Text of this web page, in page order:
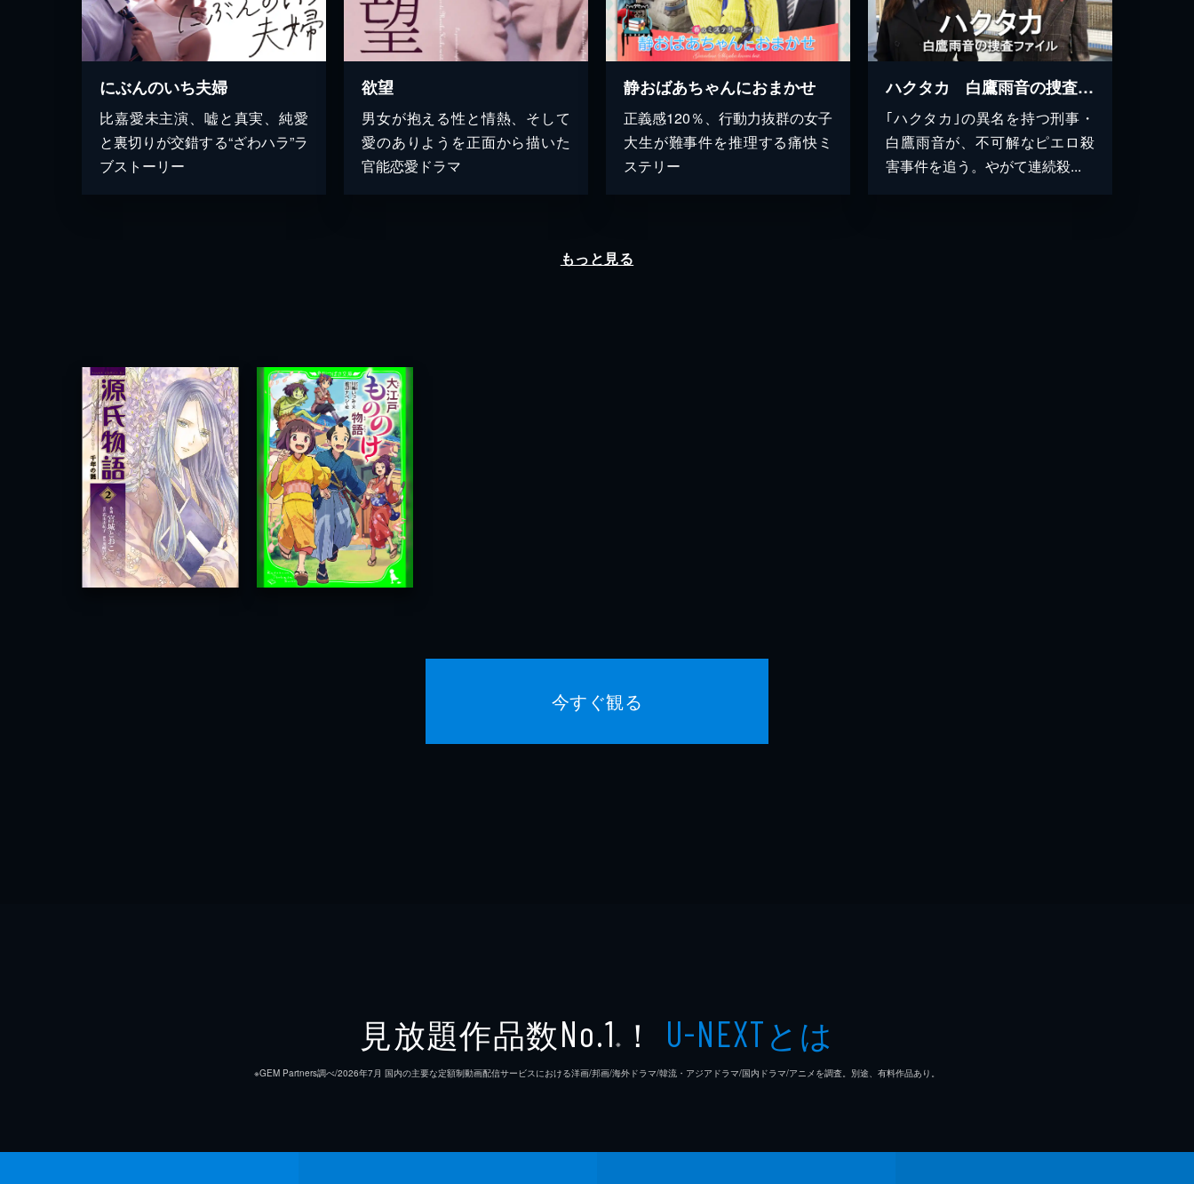
にぶんのいち夫婦
比嘉愛未主演、嘘と真実、純愛
と裏切りが交錯する“ざわハラ”ラ
ブストーリー
欲望
男女が抱える性と情熱、そして
愛のありようを正面から描いた
官能恋愛ドラマ
静おばあちゃんにおまかせ
正義感120％、行動力抜群の女子
大生が難事件を推理する痛快ミ
ステリー
ハクタカ 白鷹雨音の捜査ファイル
｢ハクタカ｣の異名を持つ刑事・
白鷹雨音が、不可解なピエロ殺
害事件を追う。やがて連続殺...
もっと見る
今すぐ観る
見放題作品数No.1 ※ ！ U-NEXTとは
※GEM Partners調べ/2026年7⽉ 国内の主要な定額制動画配信サービスにおける洋画/邦画/海外ドラマ/韓流・アジアドラマ/国内ドラマ/アニメを調査。別途、有料作品あり。